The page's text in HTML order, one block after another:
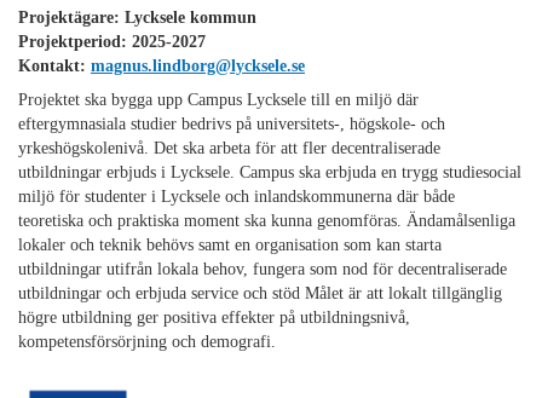
Projektägare: Lycksele kommun
Projektperiod : 2025-2027
Kontakt: magnus.lindborg@lycksele.se
Projektet ska bygga upp Campus Lycksele till en miljö där
eftergymnasiala studier bedrivs på universitets-, högskole- och
yrkeshögskolenivå. Det ska arbeta för att fler decentraliserade
utbildningar erbjuds i Lycksele. Campus ska erbjuda en trygg studiesocial
miljö för studenter i Lycksele och inlandskommunerna där både
teoretiska och praktiska moment ska kunna genomföras. Ändamålsenliga
lokaler och teknik behövs samt en organisation som kan starta
utbildningar utifrån lokala behov, fungera som nod för decentraliserade
utbildningar och erbjuda service och stöd Målet är att lokalt tillgänglig
högre utbildning ger positiva effekter på utbildningsnivå,
kompetensförsörjning och demografi.